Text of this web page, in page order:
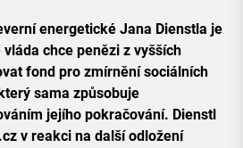
energetické Jana Dienstla je
chce penězi z vyšších
fond pro zmírnění sociálních
sama způsobuje
jejího pokračování. Dienstl
v reakci na další odložení